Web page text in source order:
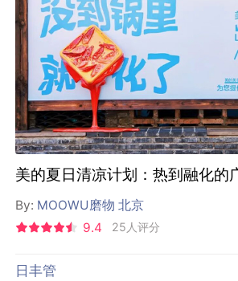
美的夏日清凉计划：热到融化的
By: MOOWU磨物 北京
9.4
25人评分
日丰管